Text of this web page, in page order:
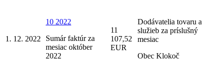
1. 12. 2022
10 2022
Sumár faktúr za
mesiac október
2022
11
107,52
EUR
Dodávatelia tovaru a
služieb za príslušný
mesiac
Obec Klokoč